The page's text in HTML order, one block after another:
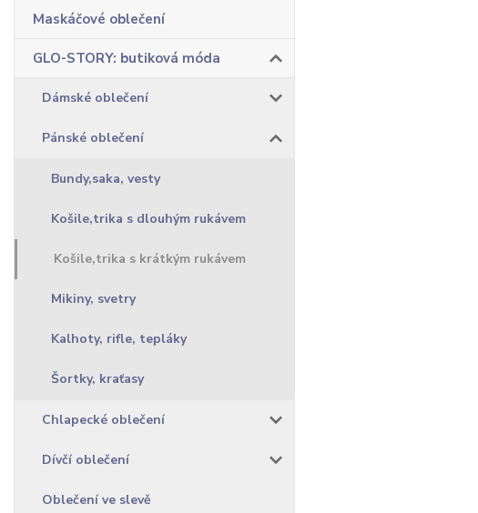
Maskáčové oblečení
GLO-STORY: butiková móda
Dámské oblečení
Pánské oblečení
Bundy,saka, vesty
Košile,trika s dlouhým rukávem
Košile,trika s krátkým rukávem
Mikiny, svetry
Kalhoty, rifle, tepláky
Šortky, kraťasy
Chlapecké oblečení
Dívčí oblečení
Oblečení ve slevě